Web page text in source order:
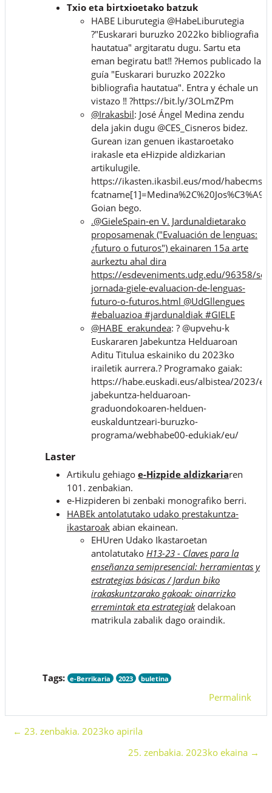
Txio eta birtxioetako batzuk
HABE Liburutegia @HabeLiburutegia
?"Euskarari buruzko 2022ko bibliografia
hautatua" argitaratu dugu. Sartu eta
eman begiratu bat‼️ ?Hemos publicado la
guía "Euskarari buruzko 2022ko
bibliografia hautatua". Entra y échale un
vistazo ‼️ ?https://bit.ly/3OLmZPm
@Irakasbil: José Ángel Medina zendu
dela jakin dugu @CES_Cisneros bidez.
Gurean izan genuen ikastaroetako
irakasle eta eHizpide aldizkarian
artikulugile.
https://ikasten.ikasbil.eus/mod/habecms/
Goian bego.
.@GieleSpain-en V. Jardunaldietarako
proposamenak ("Evaluación de lenguas:
¿futuro o futuros") ekainaren 15a arte
aurkeztu ahal dira
https://esdeveniments.udg.edu/96358/
jornada-giele-evaluacion-de-lenguas-
futuro-o-futuros.html @UdGllengues
#ebaluazioa #jardunaldiak #GIELE
@HABE_erakundea: ? @upvehu-k
Euskararen Jabekuntza Helduaroan
Aditu Titulua eskainiko du 2023ko
irailetik aurrera.? Programako gaiak:
https://habe.euskadi.eus/albistea/2023/
jabekuntza-helduaroan-
graduondokoaren-helduen-
euskalduntzeari-buruzko-
programa/webhabe00-edukiak/eu/
Laster
Artikulu gehiago e-Hizpide aldizkariaren
101. zenbakian.
e-Hizpideren bi zenbaki monografiko berri.
HABEk antolatutako udako prestakuntza-
ikastaroak abian ekainean.
EHUren Udako Ikastaroetan
antolatutako H13-23 - Claves para la
enseñanza semipresencial: herramientas y
estrategias básicas / Jardun biko
irakaskuntzarako gakoak: oinarrizko
erremintak eta estrategiak delakoan
matrikula zabalik dago oraindik.
Tags: e-Berrikaria 2023 buletina
Permalink
← 23. zenbakia. 2023ko apirila
25. zenbakia. 2023ko ekaina →